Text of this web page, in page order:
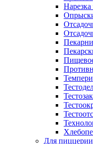
Нарезка
Пекарни
Для пиццерии